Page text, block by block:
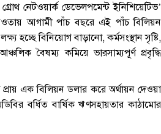
নেটওয়ার্ক ডেভেলপমেন্ট ইনিশিয়েটিভ’
আগামী পাঁচ বছরে এই পাঁচ বিলিয়ন
হচ্ছে বিনিয়োগ বাড়ানো, কর্মসংস্থান সৃষ্টি,
বৈষম্য কমিয়ে ভারসাম্যপূর্ণ প্রবৃদ্ধি
এক বিলিয়ন ডলার করে অর্থায়ন দেওয়া
বর্ধিত বার্ষিক ঋণসহায়তার কাঠামোর